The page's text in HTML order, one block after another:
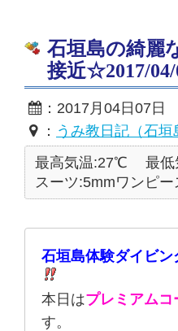
石垣島の綺麗
接近☆2017/04/
：2017月04日07日
： うみ教日記（石垣
最高気温:27℃
最
スーツ:5mmワンピー
石垣島体験ダイビ
本日はプレミアムコ
す。